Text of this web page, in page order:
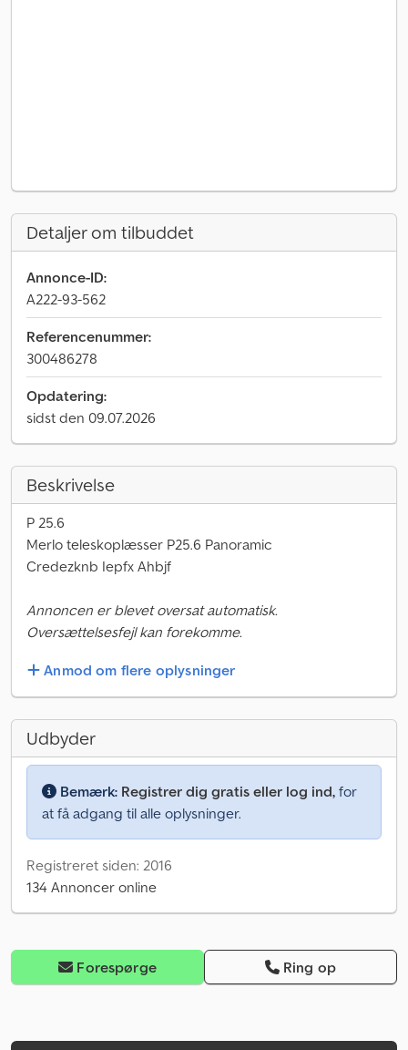
Detaljer om tilbuddet
Annonce-ID:
A222-93-562
Referencenummer:
300486278
Opdatering:
sidst den 09.07.2026
Beskrivelse
P 25.6
Merlo teleskoplæsser P25.6 Panoramic
Credezknb Iepfx Ahbjf
Annoncen er blevet oversat automatisk.
Oversættelsesfejl kan forekomme.
Anmod om flere oplysninger
Udbyder
Bemærk: Registrer dig gratis eller log ind, for
at få adgang til alle oplysninger.
Registreret siden: 2016
134 Annoncer online
Forespørge Ring op